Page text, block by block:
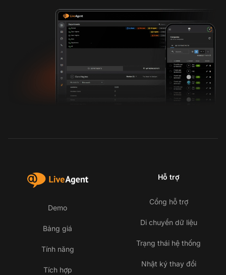
Demo
Bảng giá
Tính năng
Tích hợp
Hỗ trợ
Cổng hỗ trợ
Di chuyển dữ liệu
Trạng thái hệ thống
Nhật ký thay đổi